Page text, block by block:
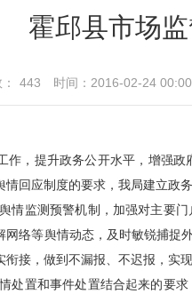
霍邱县市场
443 时间：2016-02-24 00:00
作，提升政务公开水平，增强
回应制度的要求，我局建立政
情监测预警机制，加强对主要
网络等舆情动态，及时敏锐捕捉
接，做到不漏报、不迟报，实
处置和事件处置结合起来的要